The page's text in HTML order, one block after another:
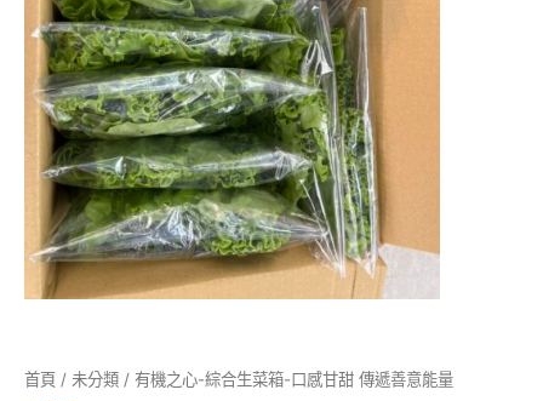
首頁 / 未分類 / 有機之心-綜合生菜箱-口感甘甜 傳遞善意能量